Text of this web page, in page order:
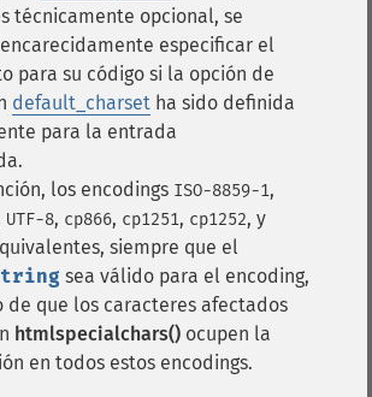
técnicamente opcional, se
especificar el
para su código si la opción de
default_charset ha sido definida
para la entrada
los encodings ISO-8859-1,
UTF-8, cp866, cp1251, cp1252, y
siempre que el
sea válido para el encoding,
de que los caracteres afectados
htmlspecialchars() ocupen la
en todos estos encodings.